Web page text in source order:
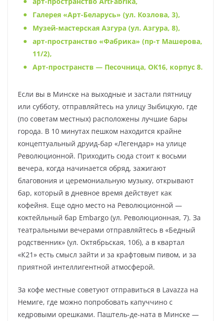
Галерея «Арт-Беларусь» (ул. Козлова, 3),
Музей-мастерская Азгура (ул. Азгура, 8),
арт-пространство «Фабрика» (пр-т Машерова,
11/2),
Арт-пространств — Песочница, ОК16, корпус 8.
Если вы в Минске на выходные и застали пятницу
или субботу, отправляйтесь на улицу Зыбицкую, где
(по советам местных) расположены лучшие бары
города. В 10 минутах пешком находится крайне
концептуальный друид-бар «Легендар» на улице
Революционной. Приходить сюда стоит к восьми
вечера, когда начинается обряд, зажигают
благовония и церемониальную музыку, открывают
бар, который в дневное время действует как
кофейня. Еще одно место на Революционной —
коктейльный бар Embargo (ул. Революционная, 7). За
театральными вечерами отправляйтесь в «Бедный
родственник» (ул. Октябрьская, 10б), а в квартал
«К21» есть смысл зайти и за крафтовым пивом, и за
приятной интеллигентной атмосферой.
За кофе местные советуют отправиться в Lavazza на
Немиге, где можно попробовать капуччино с
кедровыми орешками. Паштель-де-ната в Минске —